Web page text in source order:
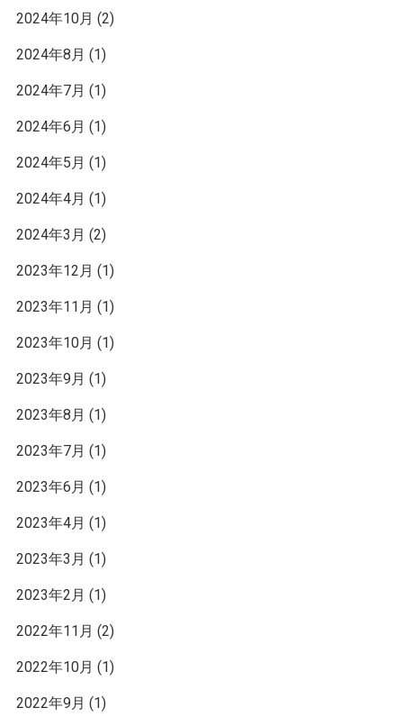
2024年10月 (2)
2024年8月 (1)
2024年7月 (1)
2024年6月 (1)
2024年5月 (1)
2024年4月 (1)
2024年3月 (2)
2023年12月 (1)
2023年11月 (1)
2023年10月 (1)
2023年9月 (1)
2023年8月 (1)
2023年7月 (1)
2023年6月 (1)
2023年4月 (1)
2023年3月 (1)
2023年2月 (1)
2022年11月 (2)
2022年10月 (1)
2022年9月 (1)